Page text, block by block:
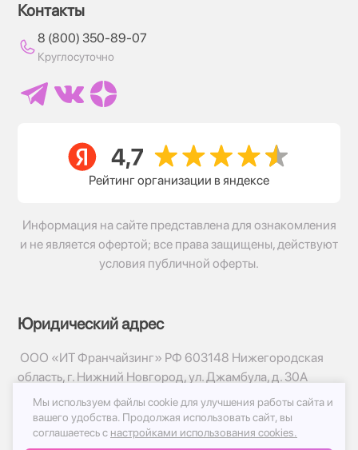
Контакты
8 (800) 350-89-07
Круглосуточно
Рейтинг организации в яндексе
Информация на сайте представлена для ознакомления
и не является офертой; все права защищены, действуют
условия публичной оферты.
Юридический адрес
ООО «ИТ Франчайзинг» РФ 603148 Нижегородская
область, г. Нижний Новгород, ул. Джамбула, д. 30А
© 2017-2026г, База Цветов 24.ру
Политика конфиденциальности
Мы используем файлы cookie для улучшения работы сайта и
вашего удобства. Продолжая использовать сайт, вы
соглашаетесь с настройками использования cookies.